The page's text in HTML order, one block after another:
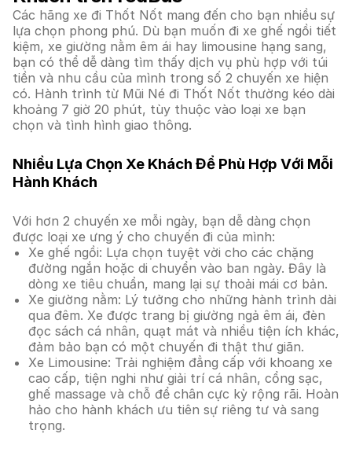
Các hãng xe đi Thốt Nốt mang đến cho bạn nhiều sự
lựa chọn phong phú. Dù bạn muốn đi xe ghế ngồi tiết
kiệm, xe giường nằm êm ái hay limousine hạng sang,
bạn có thể dễ dàng tìm thấy dịch vụ phù hợp với túi
tiền và nhu cầu của mình trong số 2 chuyến xe hiện
có. Hành trình từ Mũi Né đi Thốt Nốt thường kéo dài
khoảng 7 giờ 20 phút, tùy thuộc vào loại xe bạn
chọn và tình hình giao thông.
Nhiều Lựa Chọn Xe Khách Để Phù Hợp Với Mỗi
Hành Khách
Với hơn 2 chuyến xe mỗi ngày, bạn dễ dàng chọn
được loại xe ưng ý cho chuyến đi của mình:
Xe ghế ngồi: Lựa chọn tuyệt vời cho các chặng
đường ngắn hoặc di chuyển vào ban ngày. Đây là
dòng xe tiêu chuẩn, mang lại sự thoải mái cơ bản.
Xe giường nằm: Lý tưởng cho những hành trình dài
qua đêm. Xe được trang bị giường ngả êm ái, đèn
đọc sách cá nhân, quạt mát và nhiều tiện ích khác,
đảm bảo bạn có một chuyến đi thật thư giãn.
Xe Limousine: Trải nghiệm đẳng cấp với khoang xe
cao cấp, tiện nghi như giải trí cá nhân, cổng sạc,
ghế massage và chỗ để chân cực kỳ rộng rãi. Hoàn
hảo cho hành khách ưu tiên sự riêng tư và sang
trọng.